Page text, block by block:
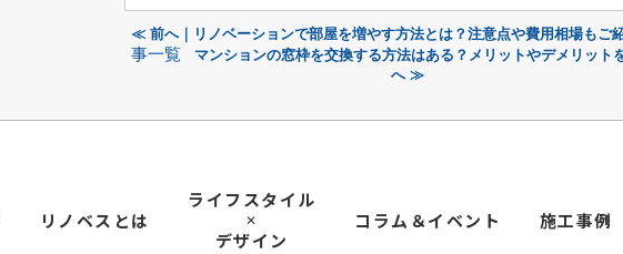
≪ 前へ｜リノベーションで部屋を増やす方法とは？注意点や費用相場もご
事一覧
マンションの窓枠を交換する方法はある？メリットやデメリット
へ ≫
リノベスとは
ライフスタイル
✕
デザイン
コラム＆イベント 施工事例